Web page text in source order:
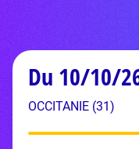
Du 10/10/
OCCITANIE (31)